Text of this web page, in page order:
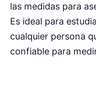
las medidas para
Es ideal para
cualquier persona
confiable para